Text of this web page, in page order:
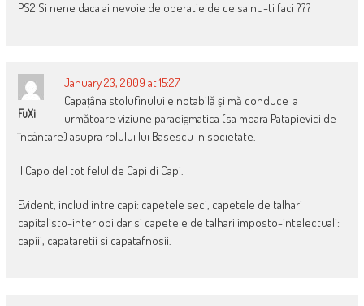
PS2 Si nene daca ai nevoie de operatie de ce sa nu-ti faci ???
FuXi
January 23, 2009 at 15:27
Capațâna stolufinului e notabilă și mă conduce la
următoare viziune paradigmatica (sa moara Patapievici de
încântare) asupra rolului lui Basescu in societate.
Il Capo del tot felul de Capi di Capi.
Evident, includ intre capi: capetele seci, capetele de talhari
capitalisto-interlopi dar si capetele de talhari imposto-intelectuali:
capiii, capataretii si capatafnosii.